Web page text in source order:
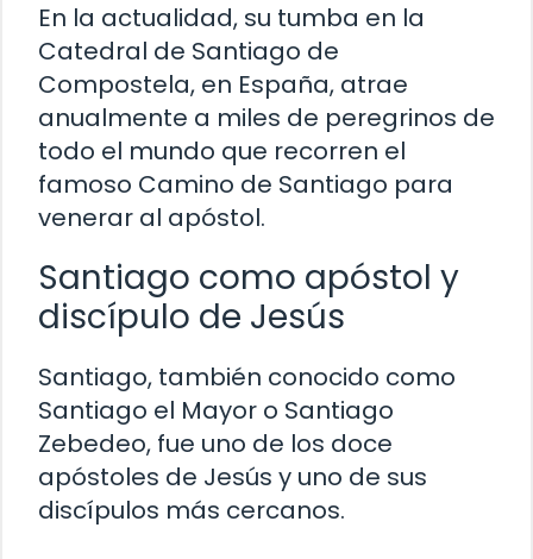
En la actualidad, su tumba en la
Catedral de Santiago de
Compostela, en España, atrae
anualmente a miles de peregrinos de
todo el mundo que recorren el
famoso Camino de Santiago para
venerar al apóstol.
Santiago como apóstol y
discípulo de Jesús
Santiago, también conocido como
Santiago el Mayor o Santiago
Zebedeo, fue uno de los doce
apóstoles de Jesús y uno de sus
discípulos más cercanos.